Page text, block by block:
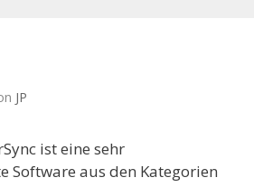
JP
ist eine sehr
Software aus den Kategorien